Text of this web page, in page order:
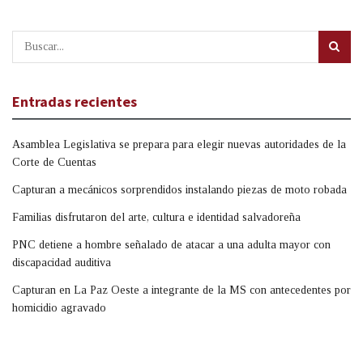
Entradas recientes
Asamblea Legislativa se prepara para elegir nuevas autoridades de la
Corte de Cuentas
Capturan a mecánicos sorprendidos instalando piezas de moto robada
Familias disfrutaron del arte, cultura e identidad salvadoreña
PNC detiene a hombre señalado de atacar a una adulta mayor con
discapacidad auditiva
Capturan en La Paz Oeste a integrante de la MS con antecedentes por
homicidio agravado